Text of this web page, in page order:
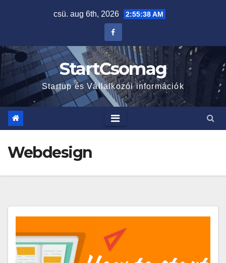
csü. aug 6th, 2026 2:55:39 AM
StartCsomag
Startup és Vállalkozói információk
Webdesign